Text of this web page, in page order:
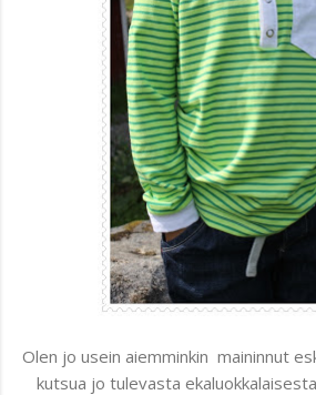
Olen jo usein aiemminkin maininnut
kutsua jo tulevasta